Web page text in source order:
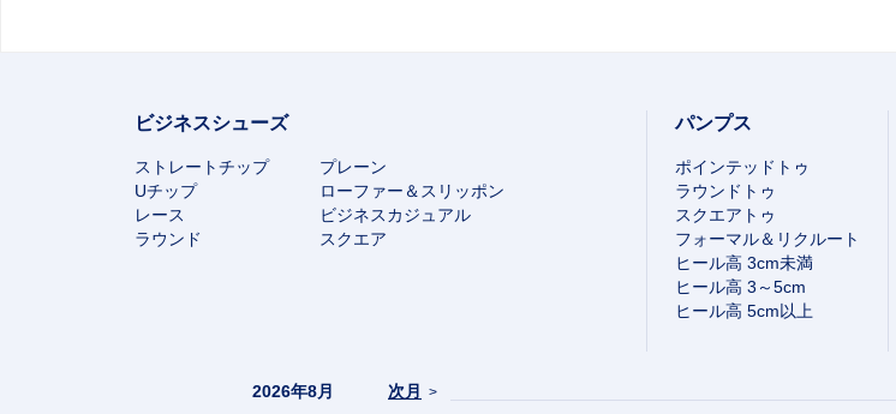
ビジネスシューズ
ストレートチップ
プレーン
Uチップ
ローファー＆スリッポン
レース
ビジネスカジュアル
ラウンド
スクエア
パンプス
ポインテッドトゥ
ラウンドトゥ
スクエアトゥ
フォーマル＆リクルート
ヒール高 3cm未満
ヒール高 3～5cm
ヒール高 5cm以上
次月 >
2026年8月